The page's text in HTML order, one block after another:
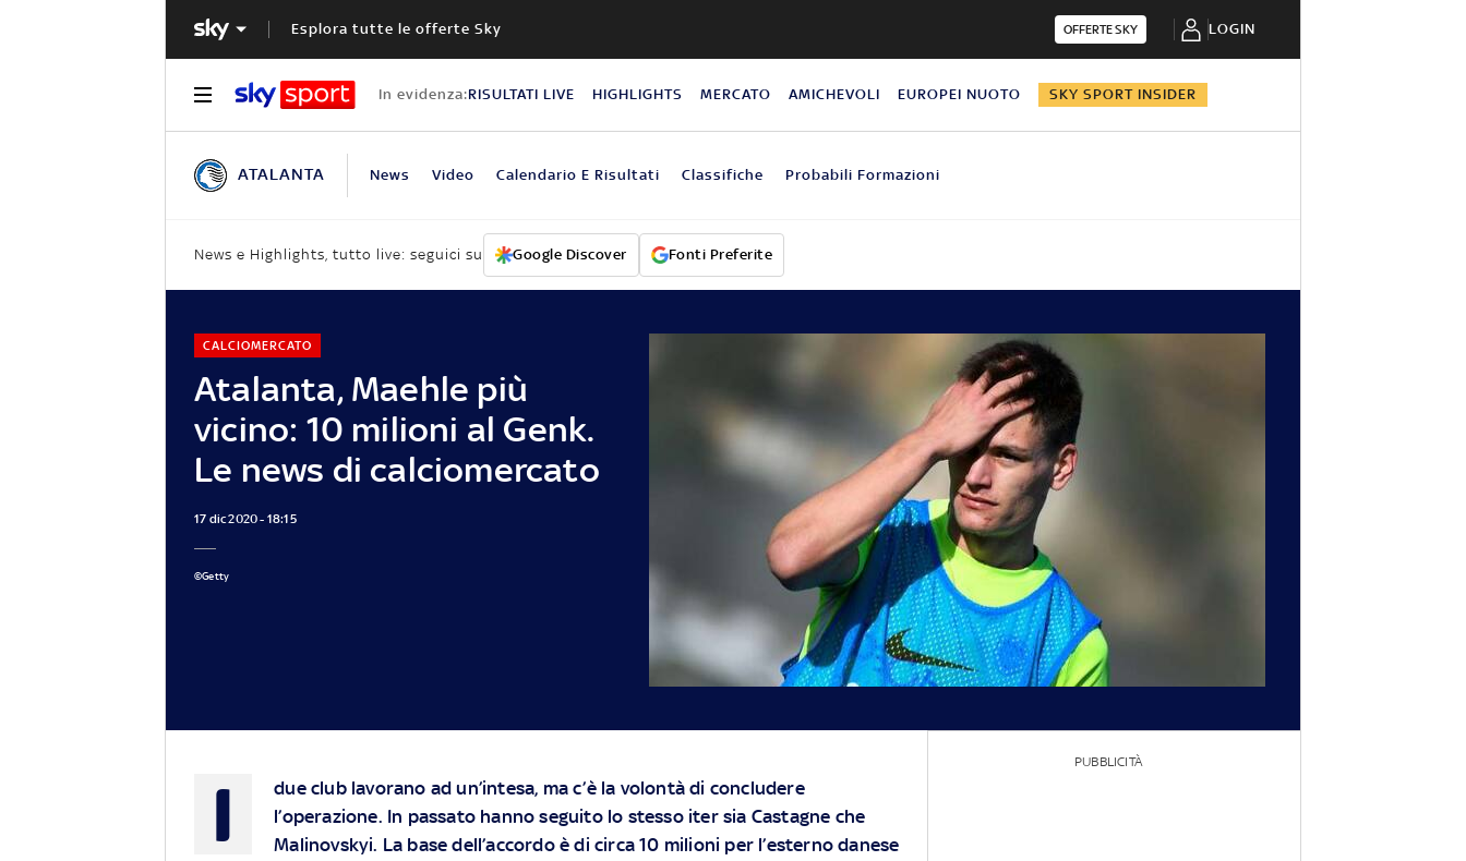
Esplora tutte le offerte Sky OFFERTE SKY LOGIN
In evidenza:RISULTATI LIVE HIGHLIGHTS MERCATO AMICHEVOLI EUROPEI NUOTO SKY SPORT INSIDER
ATALANTA News Video Calendario E Risultati Classifiche Probabili Formazioni
News e Highlights, tutto live: seguici su Google Discover Fonti Preferite
Atalanta, Maehle più
vicino: 10 milioni al Genk.
Le news di calciomercato
CALCIOMERCATO
17 dic 2020 - 18:15
©Getty
I
due club lavorano ad un’intesa, ma c’è la volontà di concludere
l’operazione. In passato hanno seguito lo stesso iter sia Castagne che
Malinovskyi. La base dell’accordo è di circa 10 milioni per l’esterno danese
PUBBLICITÀ